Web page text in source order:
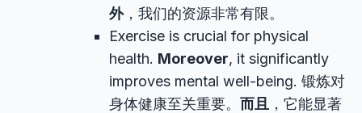
外，我们的资源非常有限。
Exercise is crucial for physical
health. Moreover, it significantly
improves mental well-being. 锻炼对
身体健康至关重要。 而且
，它能显著